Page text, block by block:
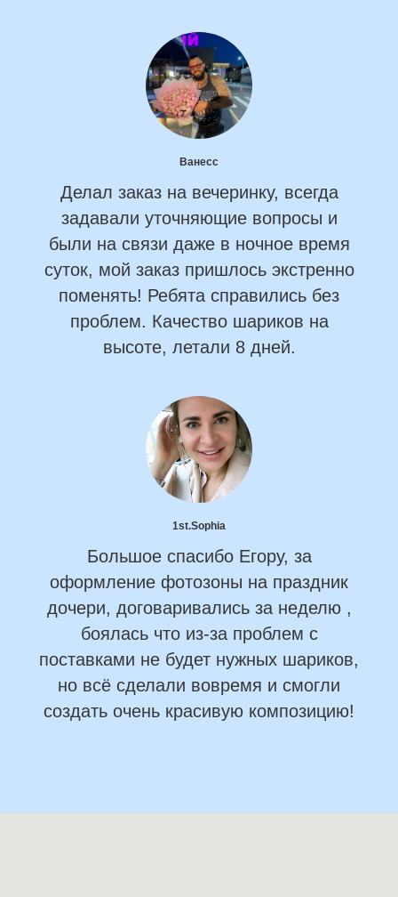
Ванесс
Делал заказ на вечеринку, всегда
задавали уточняющие вопросы и
были на связи даже в ночное время
суток, мой заказ пришлось экстренно
поменять! Ребята справились без
проблем. Качество шариков на
высоте, летали 8 дней.
1st.Sophia
Большое спасибо Егору, за
оформление фотозоны на праздник
дочери, договаривались за неделю ,
боялась что из-за проблем с
поставками не будет нужных шариков,
но всё сделали вовремя и смогли
создать очень красивую композицию!